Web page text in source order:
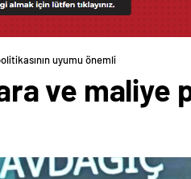
uyumu önemli
ve maliye